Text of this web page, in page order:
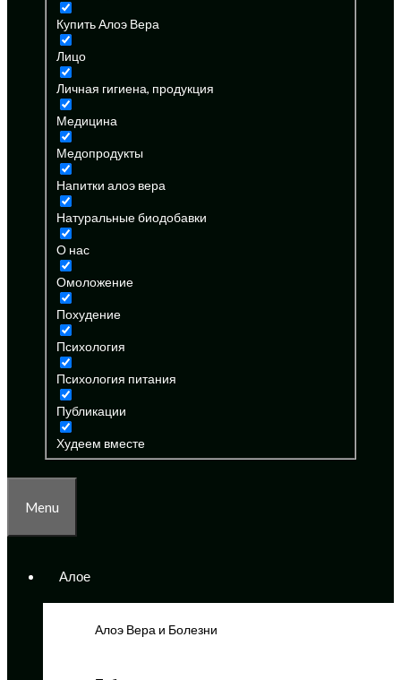
Купить Алоэ Вера
Лицо
Личная гигиена, продукция
Медицина
Медопродукты
Напитки алоэ вера
Натуральные биодобавки
О нас
Омоложение
Похудение
Психология
Психология питания
Публикации
Худеем вместе
Menu
Алое
Алоэ Вера и Болезни